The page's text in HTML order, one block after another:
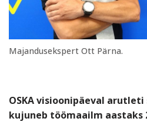
Majandusekspert Ott Pärna.
OSKA visioonipäeval
kujuneb töömaailm aastaks